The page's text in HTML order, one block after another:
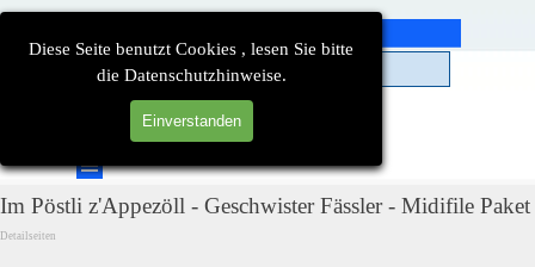
Diese Seite benutzt Cookies , lesen Sie bitte
die Datenschutzhinweise.
Einverstanden
Direkt zum Seiteninhalt
Menü überspringen
Im Pöstli z'Appezöll - Geschwister Fässler - Midifile Paket
Detailseiten